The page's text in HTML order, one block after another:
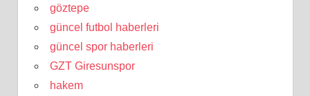
göztepe
güncel futbol haberleri
güncel spor haberleri
GZT Giresunspor
hakem